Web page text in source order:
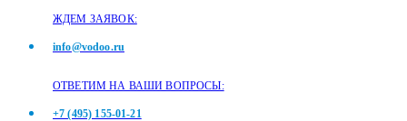
ЖДЕМ ЗАЯВОК:
info@vodoo.ru
ОТВЕТИМ НА ВАШИ ВОПРОСЫ:
+7 (495) 155-01-21